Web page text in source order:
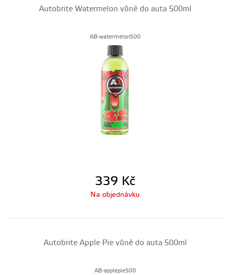
Autobrite Watermelon vůně do auta 500ml
AB-watermelon500
339 Kč
Na objednávku
Autobrite Apple Pie vůně do auta 500ml
AB-applepie500